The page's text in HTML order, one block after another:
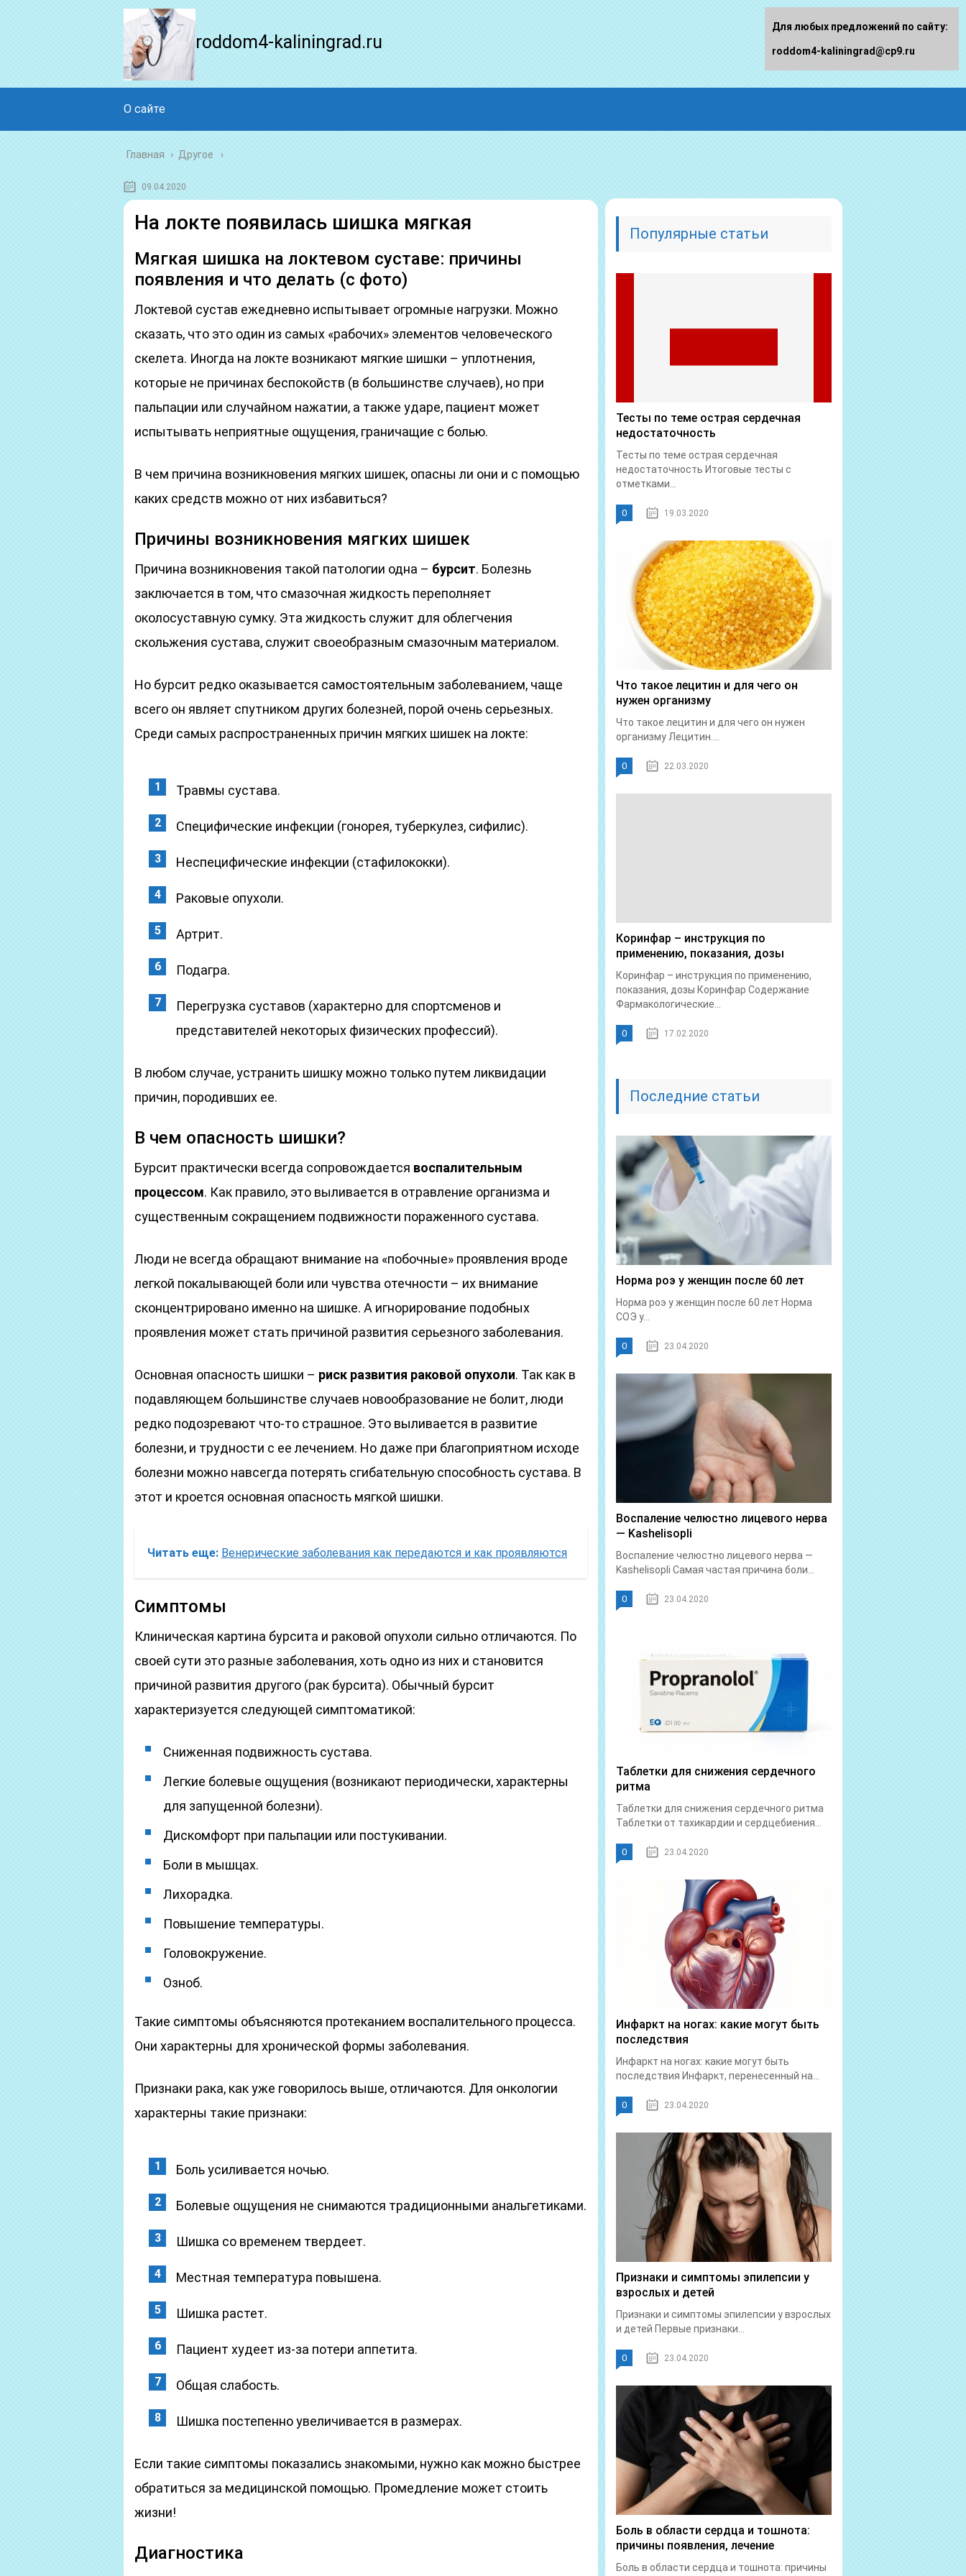
roddom4-kaliningrad.ru
О сайте
Главная › Другое
09.04.2020
На локте появилась шишка мягкая
Мягкая шишка на локтевом суставе: причины
появления и что делать (с фото)
Локтевой сустав ежедневно испытывает огромные нагрузки. Можно
сказать, что это один из самых «рабочих» элементов человеческого
скелета. Иногда на локте возникают мягкие шишки – уплотнения,
которые не причинах беспокойств (в большинстве случаев), но при
пальпации или случайном нажатии, а также ударе, пациент может
испытывать неприятные ощущения, граничащие с болью.
В чем причина возникновения мягких шишек, опасны ли они и с помощью
каких средств можно от них избавиться?
Причины возникновения мягких шишек
Причина возникновения такой патологии одна – бурсит. Болезнь
заключается в том, что смазочная жидкость переполняет
околосуставную сумку. Эта жидкость служит для облегчения
скольжения сустава, служит своеобразным смазочным материалом.
Но бурсит редко оказывается самостоятельным заболеванием, чаще
всего он являет спутником других болезней, порой очень серьезных.
Среди самых распространенных причин мягких шишек на локте:
Травмы сустава.
Специфические инфекции (гонорея, туберкулез, сифилис).
Неспецифические инфекции (стафилококки).
Раковые опухоли.
Артрит.
Подагра.
Перегрузка суставов (характерно для спортсменов и
представителей некоторых физических профессий).
В любом случае, устранить шишку можно только путем ликвидации
причин, породивших ее.
В чем опасность шишки?
Бурсит практически всегда сопровождается воспалительным
процессом. Как правило, это выливается в отравление организма и
существенным сокращением подвижности пораженного сустава.
Люди не всегда обращают внимание на «побочные» проявления вроде
легкой покалывающей боли или чувства отечности – их внимание
сконцентрировано именно на шишке. А игнорирование подобных
проявления может стать причиной развития серьезного заболевания.
Основная опасность шишки – риск развития раковой опухоли. Так как в
подавляющем большинстве случаев новообразование не болит, люди
редко подозревают что-то страшное. Это выливается в развитие
болезни, и трудности с ее лечением. Но даже при благоприятном исходе
болезни можно навсегда потерять сгибательную способность сустава. В
этот и кроется основная опасность мягкой шишки.
Читать еще: Венерические заболевания как передаются и как проявляются
Симптомы
Клиническая картина бурсита и раковой опухоли сильно отличаются. По
своей сути это разные заболевания, хоть одно из них и становится
причиной развития другого (рак бурсита). Обычный бурсит
характеризуется следующей симптоматикой:
Сниженная подвижность сустава.
Легкие болевые ощущения (возникают периодически, характерны
для запущенной болезни).
Дискомфорт при пальпации или постукивании.
Боли в мышцах.
Лихорадка.
Повышение температуры.
Головокружение.
Озноб.
Такие симптомы объясняются протеканием воспалительного процесса.
Они характерны для хронической формы заболевания.
Признаки рака, как уже говорилось выше, отличаются. Для онкологии
характерны такие признаки:
Боль усиливается ночью.
Болевые ощущения не снимаются традиционными анальгетиками.
Шишка со временем твердеет.
Местная температура повышена.
Шишка растет.
Пациент худеет из-за потери аппетита.
Общая слабость.
Шишка постепенно увеличивается в размерах.
Если такие симптомы показались знакомыми, нужно как можно быстрее
обратиться за медицинской помощью. Промедление может стоить
жизни!
Диагностика
Популярные статьи
Тесты по теме острая сердечная
недостаточность
Тесты по теме острая сердечная
недостаточность Итоговые тесты с
отметками...
0 19.03.2020
Что такое лецитин и для чего он
нужен организму
Что такое лецитин и для чего он нужен
организму Лецитин....
0 22.03.2020
Коринфар – инструкция по
применению, показания, дозы
Коринфар – инструкция по применению,
показания, дозы Коринфар Содержание
Фармакологические...
0 17.02.2020
Последние статьи
Норма роэ у женщин после 60 лет
Норма роэ у женщин после 60 лет Норма
СОЭ у...
0 23.04.2020
Воспаление челюстно лицевого нерва
— Kashelisopli
Воспаление челюстно лицевого нерва —
Kashelisopli Самая частая причина боли...
0 23.04.2020
Таблетки для снижения сердечного
ритма
Таблетки для снижения сердечного ритма
Таблетки от тахикардии и сердцебиения...
0 23.04.2020
Инфаркт на ногах: какие могут быть
последствия
Инфаркт на ногах: какие могут быть
последствия Инфаркт, перенесенный на...
0 23.04.2020
Признаки и симптомы эпилепсии у
взрослых и детей
Признаки и симптомы эпилепсии у взрослых
и детей Первые признаки...
0 23.04.2020
Боль в области сердца и тошнота:
причины появления, лечение
Боль в области сердца и тошнота: причины
Для любых предложений по сайту:
roddom4-kaliningrad@cp9.ru